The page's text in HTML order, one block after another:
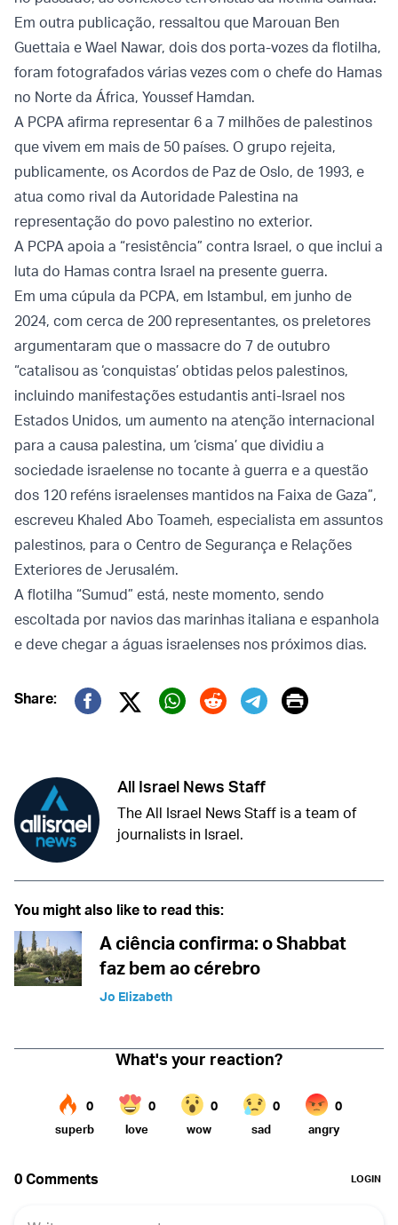
Em outra publicação, ressaltou que Marouan Ben
Guettaia e Wael Nawar, dois dos porta-vozes da flotilha,
foram fotografados várias vezes com o chefe do Hamas
no Norte da África, Youssef Hamdan.
A PCPA afirma representar 6 a 7 milhões de palestinos
que vivem em mais de 50 países. O grupo rejeita,
publicamente, os Acordos de Paz de Oslo, de 1993, e
atua como rival da Autoridade Palestina na
representação do povo palestino no exterior.
A PCPA apoia a “resistência” contra Israel, o que inclui a
luta do Hamas contra Israel na presente guerra.
Em uma cúpula da PCPA, em Istambul, em junho de
2024, com cerca de 200 representantes, os preletores
argumentaram que o massacre do 7 de outubro
“catalisou as ‘conquistas’ obtidas pelos palestinos,
incluindo manifestações estudantis anti-Israel nos
Estados Unidos, um aumento na atenção internacional
para a causa palestina, um ‘cisma’ que dividiu a
sociedade israelense no tocante à guerra e a questão
dos 120 reféns israelenses mantidos na Faixa de Gaza”,
escreveu Khaled Abo Toameh, especialista em assuntos
palestinos, para o Centro de Segurança e Relações
Exteriores de Jerusalém.
A flotilha “Sumud” está, neste momento, sendo
escoltada por navios das marinhas italiana e espanhola
e deve chegar a águas israelenses nos próximos dias.
Share:
Twitter (X)
Print
All Israel News Staff
The All Israel News Staff is a team of
journalists in Israel.
You might also like to read this:
A ciência confirma: o Shabbat
faz bem ao cérebro
Jo Elizabeth